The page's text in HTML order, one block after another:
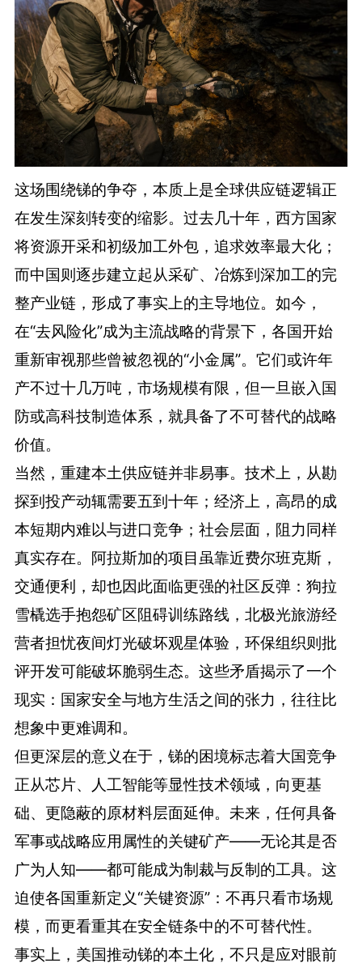
这场围绕锑的争夺，本质上是全球供应链逻辑正
在发生深刻转变的缩影。过去几十年，西方国家
将资源开采和初级加工外包，追求效率最大化；
而中国则逐步建立起从采矿、冶炼到深加工的完
整产业链，形成了事实上的主导地位。如今，
在“去风险化”成为主流战略的背景下，各国开始
重新审视那些曾被忽视的“小金属”。它们或许年
产不过十几万吨，市场规模有限，但一旦嵌入国
防或高科技制造体系，就具备了不可替代的战略
价值。
当然，重建本土供应链并非易事。技术上，从勘
探到投产动辄需要五到十年；经济上，高昂的成
本短期内难以与进口竞争；社会层面，阻力同样
真实存在。阿拉斯加的项目虽靠近费尔班克斯，
交通便利，却也因此面临更强的社区反弹：狗拉
雪橇选手抱怨矿区阻碍训练路线，北极光旅游经
营者担忧夜间灯光破坏观星体验，环保组织则批
评开发可能破坏脆弱生态。这些矛盾揭示了一个
现实：国家安全与地方生活之间的张力，往往比
想象中更难调和。
但更深层的意义在于，锑的困境标志着大国竞争
正从芯片、人工智能等显性技术领域，向更基
础、更隐蔽的原材料层面延伸。未来，任何具备
军事或战略应用属性的关键矿产——无论其是否
广为人知——都可能成为制裁与反制的工具。这
迫使各国重新定义“关键资源”：不再只看市场规
模，而更看重其在安全链条中的不可替代性。
事实上，美国推动锑的本土化，不只是应对眼前